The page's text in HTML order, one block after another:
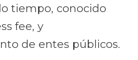
tiempo, conocido
fee, y
de entes públicos.